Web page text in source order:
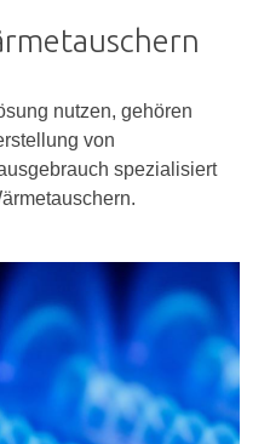
nutzen, gehören
von
spezialisiert